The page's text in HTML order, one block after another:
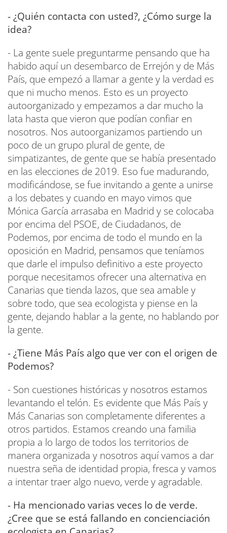
- ¿Quién contacta con usted?, ¿Cómo surge la
idea?
- La gente suele preguntarme pensando que ha
habido aquí un desembarco de Errejón y de Más
País, que empezó a llamar a gente y la verdad es
que ni mucho menos. Esto es un proyecto
autoorganizado y empezamos a dar mucho la
lata hasta que vieron que podían confiar en
nosotros. Nos autoorganizamos partiendo un
poco de un grupo plural de gente, de
simpatizantes, de gente que se había presentado
en las elecciones de 2019. Eso fue madurando,
modificándose, se fue invitando a gente a unirse
a los debates y cuando en mayo vimos que
Mónica García arrasaba en Madrid y se colocaba
por encima del PSOE, de Ciudadanos, de
Podemos, por encima de todo el mundo en la
oposición en Madrid, pensamos que teníamos
que darle el impulso definitivo a este proyecto
porque necesitamos ofrecer una alternativa en
Canarias que tienda lazos, que sea amable y
sobre todo, que sea ecologista y piense en la
gente, dejando hablar a la gente, no hablando por
la gente.
- ¿Tiene Más País algo que ver con el origen de
Podemos?
- Son cuestiones históricas y nosotros estamos
levantando el telón. Es evidente que Más País y
Más Canarias son completamente diferentes a
otros partidos. Estamos creando una familia
propia a lo largo de todos los territorios de
manera organizada y nosotros aquí vamos a dar
nuestra seña de identidad propia, fresca y vamos
a intentar traer algo nuevo, verde y agradable.
- Ha mencionado varias veces lo de verde.
¿Cree que se está fallando en concienciación